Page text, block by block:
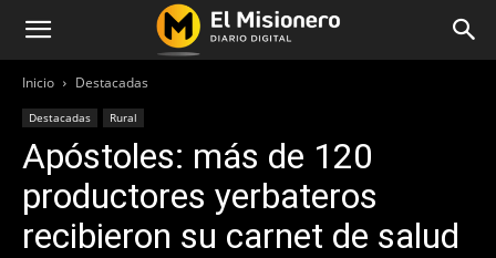
Inicio Destacadas
Destacadas Rural
Apóstoles: más de 120
productores yerbateros
recibieron su carnet de salud